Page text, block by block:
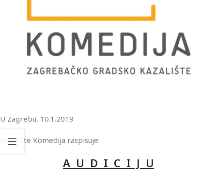
U Zagrebu, 10.1.2019
Kazalište Komedija raspisuje
A U D I C I J U